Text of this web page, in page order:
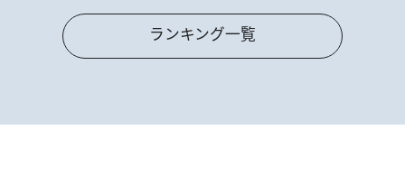
ランキング一覧